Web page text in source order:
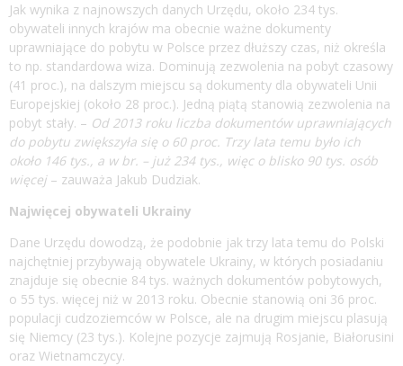
Jak wynika z najnowszych danych Urzędu, około 234 tys.
obywateli innych krajów ma obecnie ważne dokumenty
uprawniające do pobytu w Polsce przez dłuższy czas, niż określa
to np. standardowa wiza. Dominują zezwolenia na pobyt czasowy
(41 proc.), na dalszym miejscu są dokumenty dla obywateli Unii
Europejskiej (około 28 proc.). Jedną piątą stanowią zezwolenia na
pobyt stały. – Od 2013 roku liczba dokumentów uprawniających
do pobytu zwiększyła się o 60 proc. Trzy lata temu było ich
około 146 tys., a w br. – już 234 tys., więc o blisko 90 tys. osób
więcej – zauważa Jakub Dudziak.
Najwięcej obywateli Ukrainy
Dane Urzędu dowodzą, że podobnie jak trzy lata temu do Polski
najchętniej przybywają obywatele Ukrainy, w których posiadaniu
znajduje się obecnie 84 tys. ważnych dokumentów pobytowych,
o 55 tys. więcej niż w 2013 roku. Obecnie stanowią oni 36 proc.
populacji cudzoziemców w Polsce, ale na drugim miejscu plasują
się Niemcy (23 tys.). Kolejne pozycje zajmują Rosjanie, Białorusini
oraz Wietnamczycy.